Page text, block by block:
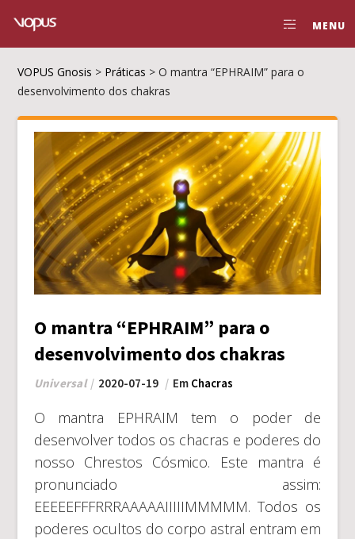
MENU
VOPUS Gnosis > Práticas >O mantra “EPHRAIM” para o
desenvolvimento dos chakras
O mantra “EPHRAIM” para o
desenvolvimento dos chakras
Universal 2020-07-19 Em Chacras
O mantra EPHRAIM tem o poder de
desenvolver todos os chacras e poderes do
nosso Chrestos Cósmico. Este mantra é
pronunciado assim:
EEEEEFFFRRRAAAAAIIIIIMMMMM. Todos os
poderes ocultos do corpo astral entram em